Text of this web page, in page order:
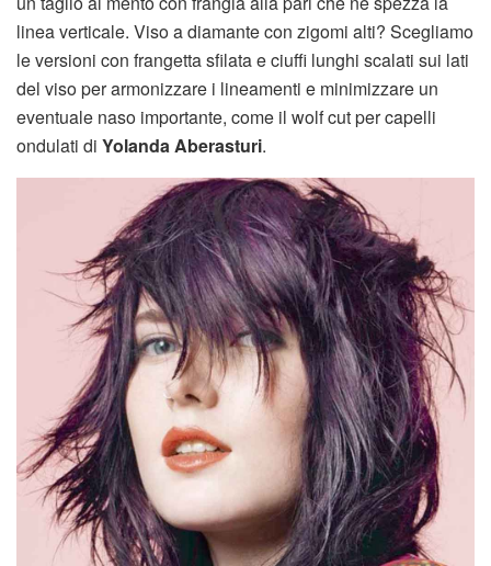
linea verticale. Viso a diamante con zigomi alti? Scegliamo
le versioni con frangetta sfilata e ciuffi lunghi scalati sui lati
del viso per armonizzare i lineamenti e minimizzare un
eventuale naso importante, come il wolf cut per capelli
ondulati di Yolanda Aberasturi.